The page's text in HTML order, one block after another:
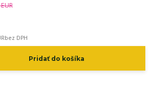
bez DPH
Pridať do košíka